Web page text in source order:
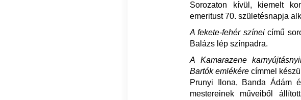
Sorozaton kívül, kiemelt
emeritust 70. születésnapja
A fekete-fehér színeicímű
Balázs lép színpadra.
A Kamarazene
Bartók emlékérecímmel
Prunyi Ilona, Banda Ádám
mestereinek műveiből